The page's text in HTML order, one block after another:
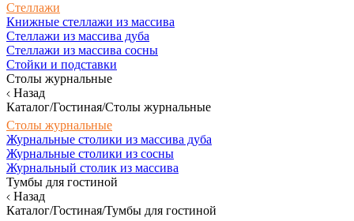
Стеллажи
Книжные стеллажи из массива
Стеллажи из массива дуба
Стеллажи из массива сосны
Стойки и подставки
Столы журнальные
Назад
Каталог/Гостиная/Столы журнальные
Столы журнальные
Журнальные столики из массива дуба
Журнальные столики из сосны
Журнальный столик из массива
Тумбы для гостиной
Назад
Каталог/Гостиная/Тумбы для гостиной